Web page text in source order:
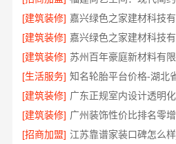
[建筑装修]
[建筑装修]
[建筑装修] 苏州百年豪庭新材料有
[生活服务]
[建筑装修] 广东正规室内设计透明
[建筑装修] 广州装饰性价比排名零
[招商加盟] 江苏靠谱家装口碑怎么